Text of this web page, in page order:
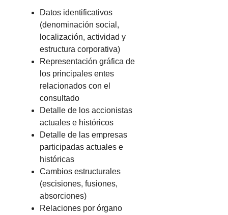
Datos identificativos
(denominación social,
localización, actividad y
estructura corporativa)
Representación gráfica de
los principales entes
relacionados con el
consultado
Detalle de los accionistas
actuales e históricos
Detalle de las empresas
participadas actuales e
históricas
Cambios estructurales
(escisiones, fusiones,
absorciones)
Relaciones por órgano